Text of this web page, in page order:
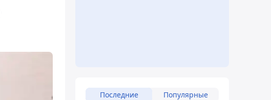
Последние Популярные